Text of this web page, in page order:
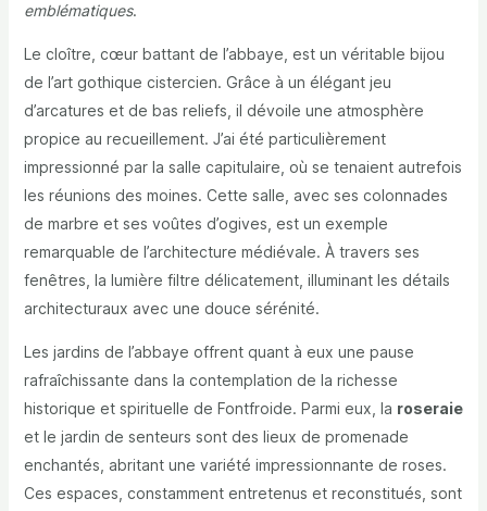
emblématiques.
Le cloître, cœur battant de l’abbaye, est un véritable bijou
de l’art gothique cistercien. Grâce à un élégant jeu
d’arcatures et de bas reliefs, il dévoile une atmosphère
propice au recueillement. J’ai été particulièrement
impressionné par la salle capitulaire, où se tenaient autrefois
les réunions des moines. Cette salle, avec ses colonnades
de marbre et ses voûtes d’ogives, est un exemple
remarquable de l’architecture médiévale. À travers ses
fenêtres, la lumière filtre délicatement, illuminant les détails
architecturaux avec une douce sérénité.
Les jardins de l’abbaye offrent quant à eux une pause
rafraîchissante dans la contemplation de la richesse
historique et spirituelle de Fontfroide. Parmi eux, la roseraie
et le jardin de senteurs sont des lieux de promenade
enchantés, abritant une variété impressionnante de roses.
Ces espaces, constamment entretenus et reconstitués, sont